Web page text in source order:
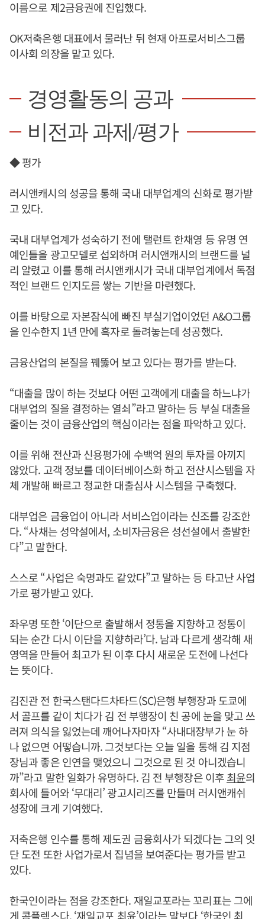
이름으로 제2금융권에 진입했다.
OK저축은행 대표에서 물러난 뒤 현재 아프로서비스그룹
이사회 의장을 맡고 있다.
경영활동의 공과
비전과 과제/평가
◆ 평가
러시앤캐시의 성공을 통해 국내 대부업계의 신화로 평가받
고 있다.
국내 대부업계가 성숙하기 전에 탤런트 한채영 등 유명 연
예인들을 광고모델로 섭외하며 러시앤캐시의 브랜드를 널
리 알렸고 이를 통해 러시앤캐시가 국내 대부업계에서 독점
적인 브랜드 인지도를 쌓는 기반을 마련했다.
이를 바탕으로 자본잠식에 빠진 부실기업이었던 A&O그룹
을 인수한지 1년 만에 흑자로 돌려놓는데 성공했다.
금융산업의 본질을 꿰뚫어 보고 있다는 평가를 받는다.
“대출을 많이 하는 것보다 어떤 고객에게 대출을 하느냐가
대부업의 질을 결정하는 열쇠”라고 말하는 등 부실 대출을
줄이는 것이 금융산업의 핵심이라는 점을 파악하고 있다.
이를 위해 전산과 신용평가에 수백억 원의 투자를 아끼지
않았다. 고객 정보를 데이터베이스화 하고 전산시스템을 자
체 개발해 빠르고 정교한 대출심사 시스템을 구축했다.
대부업은 금융업이 아니라 서비스업이라는 신조를 강조한
다. “사채는 성악설에서, 소비자금융은 성선설에서 출발한
다”고 말한다.
스스로 “사업은 숙명과도 같았다”고 말하는 등 타고난 사업
가로 평가받고 있다.
좌우명 또한 ‘이단으로 출발해서 정통을 지향하고 정통이
되는 순간 다시 이단을 지향하라’다. 남과 다르게 생각해 새
영역을 만들어 최고가 된 이후 다시 새로운 도전에 나선다
는 뜻이다.
김진관 전 한국스탠다드차타드(SC)은행 부행장과 도쿄에
서 골프를 같이 치다가 김 전 부행장이 친 공에 눈을 맞고 쓰
러져 의식을 잃었는데 깨어나자마자 “사내대장부가 눈 하
나 없으면 어떻습니까. 그것보다는 오늘 일을 통해 김 지점
장님과 좋은 인연을 맺었으니 그것으로 된 것 아니겠습니
까”라고 말한 일화가 유명하다. 김 전 부행장은 이후최윤의
회사에 들어와 ‘무대리’ 광고시리즈를 만들며 러시앤캐쉬
성장에 크게 기여했다.
저축은행 인수를 통해 제도권 금융회사가 되겠다는 그의 잇
단 도전 또한 사업가로서 집념을 보여준다는 평가를 받고
있다.
한국인이라는 점을 강조한다. 재일교포라는 꼬리표는 그에
게 콤플렉스다. ‘재일교포 최윤’이라는 말보다 ‘한국인 최